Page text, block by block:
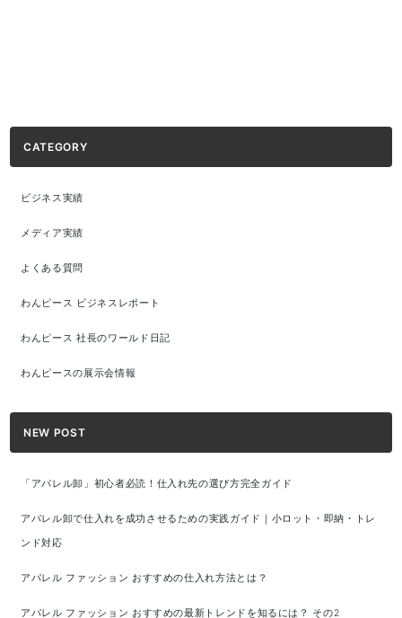
CATEGORY
ビジネス実績
メディア実績
よくある質問
わんピース ビジネスレポート
わんピース 社長のワールド日記
わんピースの展示会情報
NEW POST
「アパレル卸」初心者必読！仕入れ先の選び方完全ガイド
アパレル卸で仕入れを成功させるための実践ガイド｜小ロット・即納・トレ
ンド対応
アパレル ファッション おすすめの仕入れ方法とは？
アパレル ファッション おすすめの最新トレンドを知るには？ その2